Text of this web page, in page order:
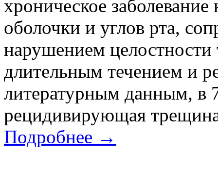
хроническое
оболочки и углов рта,
нарушением целостности
длительным течением и
литературным данным, в
рецидивирующая
Подробнее →